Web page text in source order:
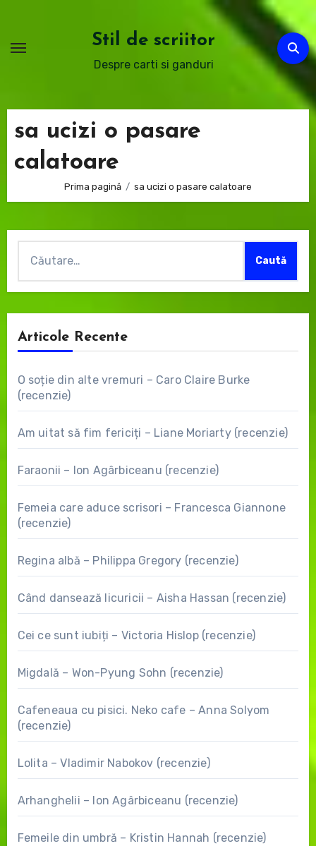
conținut
Stil de scriitor
Despre carti si ganduri
sa ucizi o pasare
calatoare
Prima pagină sa ucizi o pasare calatoare
Articole Recente
O soție din alte vremuri – Caro Claire Burke
(recenzie)
Am uitat să fim fericiți – Liane Moriarty (recenzie)
Faraonii – Ion Agârbiceanu (recenzie)
Femeia care aduce scrisori – Francesca Giannone
(recenzie)
Regina albă – Philippa Gregory (recenzie)
Când dansează licuricii – Aisha Hassan (recenzie)
Cei ce sunt iubiți – Victoria Hislop (recenzie)
Migdală – Won-Pyung Sohn (recenzie)
Cafeneaua cu pisici. Neko cafe – Anna Solyom
(recenzie)
Lolita – Vladimir Nabokov (recenzie)
Arhanghelii – Ion Agârbiceanu (recenzie)
Femeile din umbră – Kristin Hannah (recenzie)